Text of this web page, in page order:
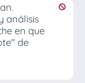
análisis
en que
de